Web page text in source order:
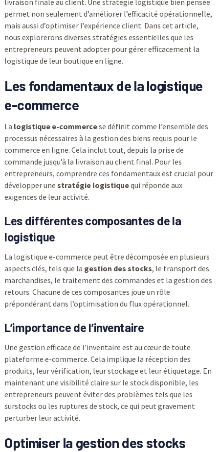
permet non seulement d’améliorer l’efficacité opérationnelle,
mais aussi d’optimiser l’expérience client. Dans cet article,
nous explorerons diverses stratégies essentielles que les
entrepreneurs peuvent adopter pour gérer efficacement la
logistique de leur boutique en ligne.
Les fondamentaux de la logistique
e-commerce
La logistique e-commercese définit comme l’ensemble des
processus nécessaires à la gestion des biens requis pour le
commerce en ligne. Cela inclut tout, depuis la prise de
commande jusqu’à la livraison au client final. Pour les
entrepreneurs, comprendre ces fondamentaux est crucial pour
développer une stratégie logistiquequi réponde aux
exigences de leur activité.
Les différentes composantes de la
logistique
La logistique e-commerce peut être décomposée en plusieurs
aspects clés, tels que la gestion des stocks, le transport des
marchandises, le traitement des commandes et la gestion des
retours. Chacune de ces composantes joue un rôle
prépondérant dans l’optimisation du flux opérationnel.
L’importance de l’inventaire
Une gestion efficace de l’inventaire est au cœur de toute
plateforme e-commerce. Cela implique la réception des
produits, leur vérification, leur stockage et leur étiquetage. En
maintenant une visibilité claire sur le stock disponible, les
entrepreneurs peuvent éviter des problèmes tels que les
surstocks ou les ruptures de stock, ce qui peut gravement
perturber leur activité.
Optimiser la gestion des stocks